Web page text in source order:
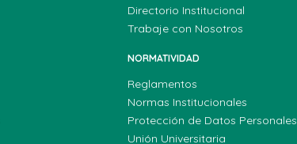
Directorio Institucional
Trabaje con Nosotros
NORMATIVIDAD
Reglamentos
Normas Institucionales
Protección de Datos Personales
Unión Universitaria